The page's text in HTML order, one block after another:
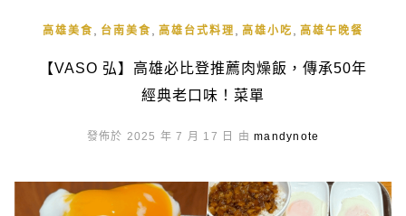
高雄美食 台南美食 高雄台式料理 高雄小吃 高雄午晚餐
【VASO 弘】高雄必比登推薦肉燥飯，傳承50年
經典老口味！菜單
發佈於 2025 年 7 月 17 日 由mandynote